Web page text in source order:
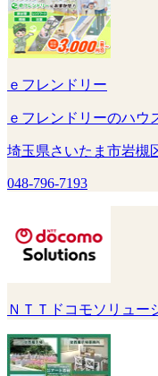
ｅフレンドリー
ｅフレンドリーのハウ
埼玉県さいたま市岩槻
048-796-7193
ＮＴＴドコモソリュー